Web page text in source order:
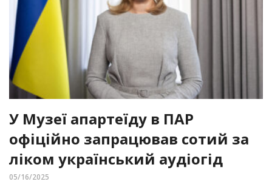
У Музеї апартеїду в ПАР
офіційно запрацював сотий за
ліком український аудіогід
05/16/2025